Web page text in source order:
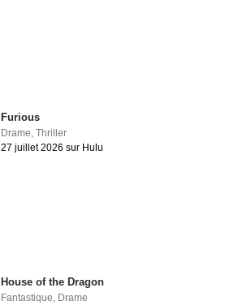
Furious
Drame,Thriller
27 juillet 2026 sur Hulu
House of the Dragon
Fantastique, Drame